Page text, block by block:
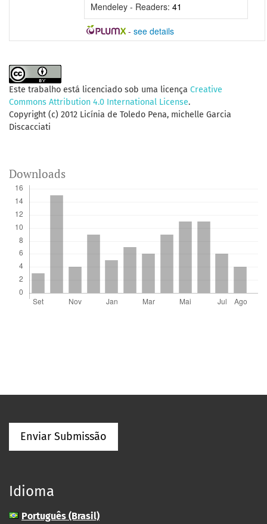
Mendeley - Readers: 41
- see details
Este trabalho está licenciado sob uma licença Creative
Commons Attribution 4.0 International License.
Copyright (c) 2012 Licínia de Toledo Pena, michelle Garcia
Discacciati
Downloads
Enviar Submissão
Idioma
Português (Brasil)